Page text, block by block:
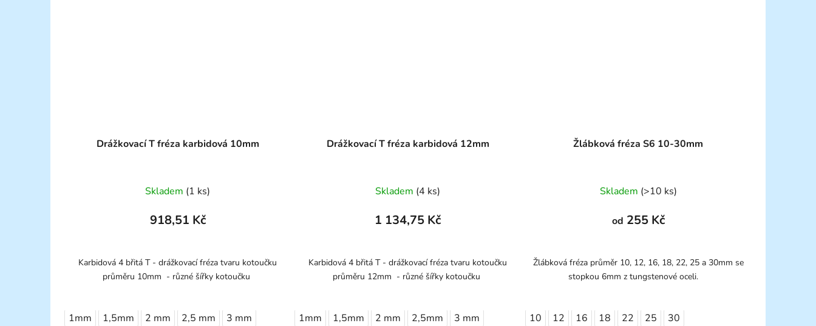
Drážkovací T fréza karbidová 10mm
Skladem (1 ks)
918,51 Kč
Karbidová 4 břitá T - drážkovací fréza tvaru kotoučku
průměru 10mm - různé šířky kotoučku
1mm 1,5mm 2 mm 2,5 mm 3 mm
Drážkovací T fréza karbidová 12mm
Skladem (4 ks)
1 134,75 Kč
Karbidová 4 břitá T - drážkovací fréza tvaru kotoučku
průměru 12mm - různé šířky kotoučku
1mm 1,5mm 2 mm 2,5mm 3 mm
Žlábková fréza S6 10-30mm
Skladem (>10 ks)
od 255 Kč
Žlábková fréza průměr 10, 12, 16, 18, 22, 25 a 30mm se
stopkou 6mm z tungstenové oceli.
10 12 16 18 22 25 30